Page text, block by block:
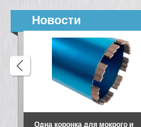
Новости
Одна коронка для мокрого и